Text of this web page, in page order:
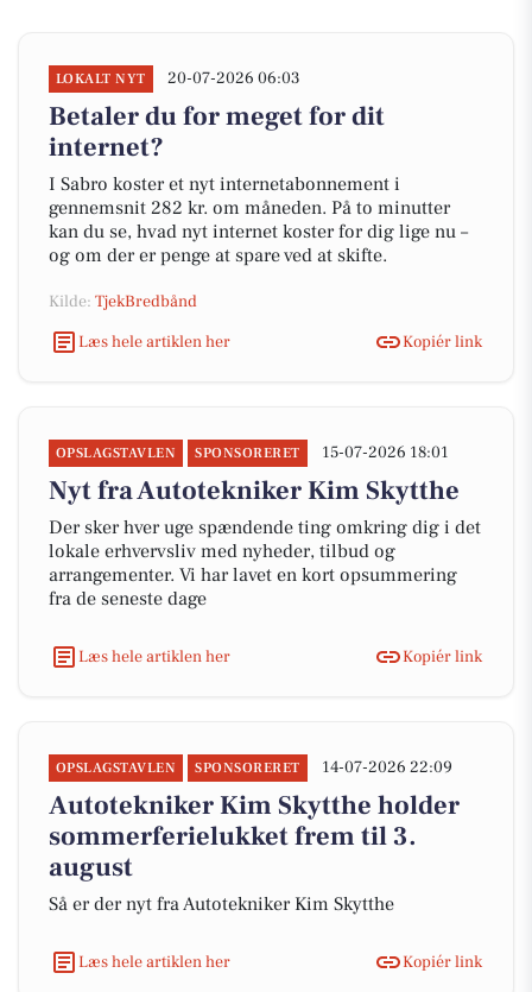
LOKALT NYT 20-07-2026 06:03
Betaler du for meget for dit
internet?
I Sabro koster et nyt internetabonnement i
gennemsnit 282 kr. om måneden. På to minutter
kan du se, hvad nyt internet koster for dig lige nu –
og om der er penge at spare ved at skifte.
Kilde: TjekBredbånd
Læs hele artiklen her
Kopiér link
OPSLAGSTAVLEN SPONSORERET 15-07-2026 18:01
Nyt fra Autotekniker Kim Skytthe
Der sker hver uge spændende ting omkring dig i det
lokale erhvervsliv med nyheder, tilbud og
arrangementer. Vi har lavet en kort opsummering
fra de seneste dage
Læs hele artiklen her Kopiér link
OPSLAGSTAVLEN SPONSORERET 14-07-2026 22:09
Autotekniker Kim Skytthe holder
sommerferielukket frem til 3.
august
Så er der nyt fra Autotekniker Kim Skytthe
Læs hele artiklen her Kopiér link